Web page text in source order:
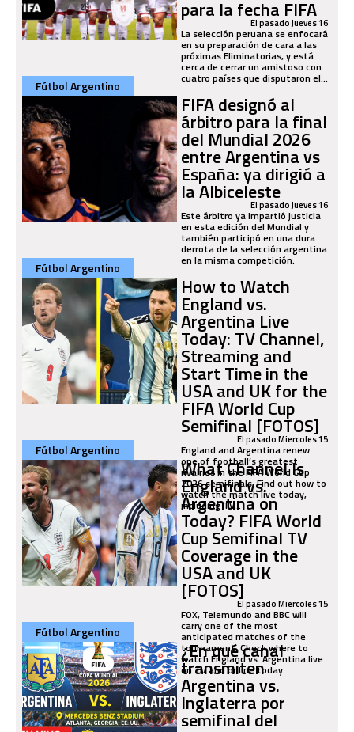
para la fecha FIFA
El pasado Jueves 16
La selección peruana se enfocará
en su preparación de cara a las
próximas Eliminatorias, y está
cerca de cerrar un amistoso con
cuatro países que disputaron el...
Fútbol Argentino
FIFA designó al
árbitro para la final
del Mundial 2026
entre Argentina vs
España: ya dirigió a
la AlbicelesteEl pasado Jueves 16
Este árbitro ya impartió justicia
en esta edición del Mundial y
también participó en una dura
derrota de la selección argentina
en la misma competición.
Fútbol Argentino
How to Watch
England vs.
Argentina Live
Today: TV Channel,
Streaming and
Start Time in the
USA and UK for the
FIFA World Cup
Semifinal [FOTOS]
El pasado Miercoles 15
England and Argentina renew
one of football’s greatest
rivalries in the FIFA World Cup
2026 semifinals. Find out how to
watch the match live today,
including TV...
Fútbol Argentino
What Channel Is
England vs.
Argentina on
Today? FIFA World
Cup Semifinal TV
Coverage in the
USA and UK
[FOTOS]El pasado Miercoles 15
FOX, Telemundo and BBC will
carry one of the most
anticipated matches of the
tournament. Check where to
watch England vs. Argentina live
on TV and online today.
Fútbol Argentino
¿En qué canal
transmiten
Argentina vs.
Inglaterra por
semifinal del